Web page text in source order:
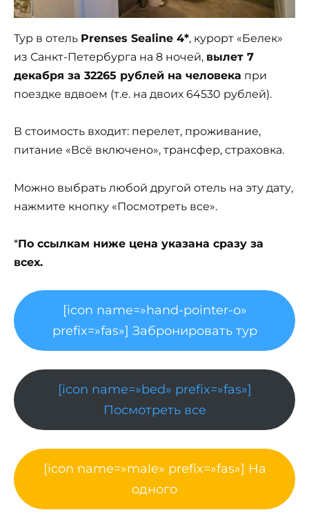
Тур в отель Prenses Sealine 4*, курорт «Белек»
из Санкт-Петербурга на 8 ночей, вылет 7
декабря за 32265 рублей на человека при
поездке вдвоем (т.е. на двоих 64530 рублей).
В стоимость входит: перелет, проживание,
питание «Всё включено», трансфер, страховка.
Можно выбрать любой другой отель на эту дату,
нажмите кнопку «Посмотреть все».
*По ссылкам ниже цена указана сразу за
всех.
[icon name=»hand-pointer-o»
prefix=»fas»] Забронировать тур
[icon name=»bed» prefix=»fas»]
Посмотреть все
[icon name=»male» prefix=»fas»] На
одного